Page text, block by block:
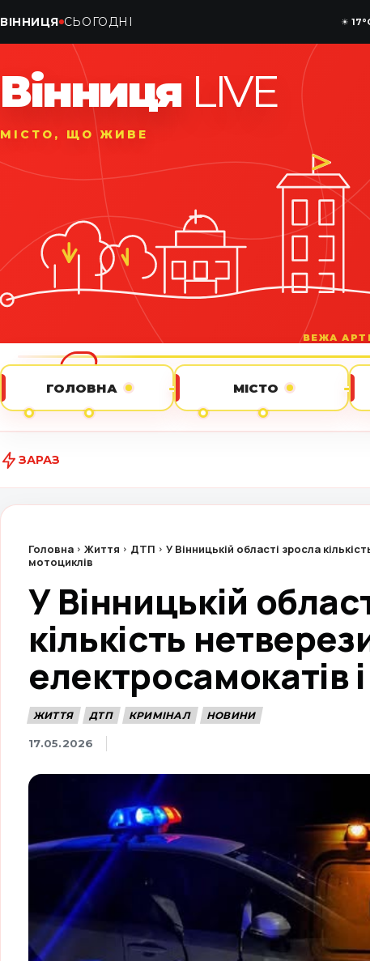
ВІННИЦЯ СЬОГОДНІ ☀
Вінниця LIVE
МІСТО, ЩО ЖИВЕ
ГОЛОВНА МІСТО
ЗАРАЗ
Головна Життя ДТП
У Вінницькій області зросла
мотоциклів
У Вінницькій
кількість
електросамокатів
ЖИТТЯ ДТП КРИМІНАЛ НОВИНИ
17.05.2026